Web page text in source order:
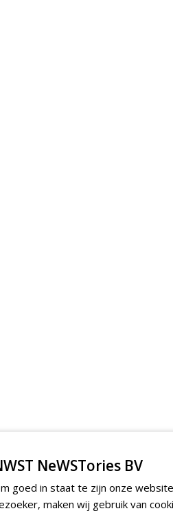
NeWSTories BV
goed in staat te zijn onze
maken wij gebruik van